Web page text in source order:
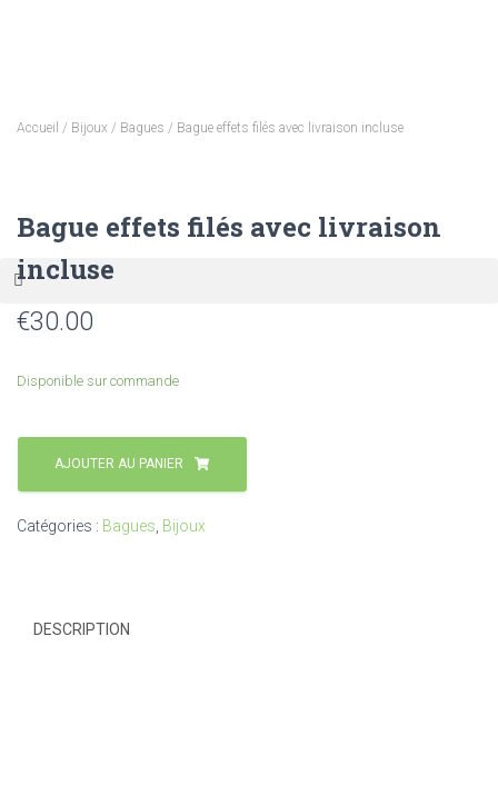
Accueil / Bijoux / Bagues / Bague effets filés avec livraison incluse
Bague effets filés avec livraison
incluse
€30.00
Disponible sur commande
AJOUTER AU PANIER
Catégories : Bagues Bijoux
DESCRIPTION